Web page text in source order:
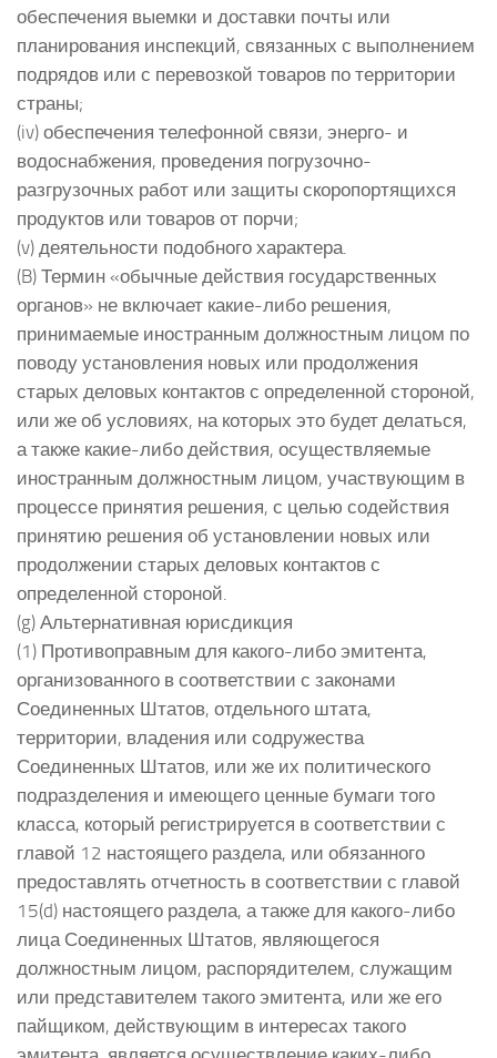
обеспечения выемки и доставки почты или
планирования инспекций, связанных с выполнением
подрядов или с перевозкой товаров по территории
страны;
(iv) обеспечения телефонной связи, энерго- и
водоснабжения, проведения погрузочно-
разгрузочных работ или защиты скоропортящихся
продуктов или товаров от порчи;
(v) деятельности подобного характера.
(B) Термин «обычные действия государственных
органов» не включает какие-либо решения,
принимаемые иностранным должностным лицом по
поводу установления новых или продолжения
старых деловых контактов с определенной стороной,
или же об условиях, на которых это будет делаться,
а также какие-либо действия, осуществляемые
иностранным должностным лицом, участвующим в
процессе принятия решения, с целью содействия
принятию решения об установлении новых или
продолжении старых деловых контактов с
определенной стороной.
(g) Альтернативная юрисдикция
(1) Противоправным для какого-либо эмитента,
организованного в соответствии с законами
Соединенных Штатов, отдельного штата,
территории, владения или содружества
Соединенных Штатов, или же их политического
подразделения и имеющего ценные бумаги того
класса, который регистрируется в соответствии с
главой 12 настоящего раздела, или обязанного
предоставлять отчетность в соответствии с главой
15(d) настоящего раздела, а также для какого-либо
лица Соединенных Штатов, являющегося
должностным лицом, распорядителем, служащим
или представителем такого эмитента, или же его
пайщиком, действующим в интересах такого